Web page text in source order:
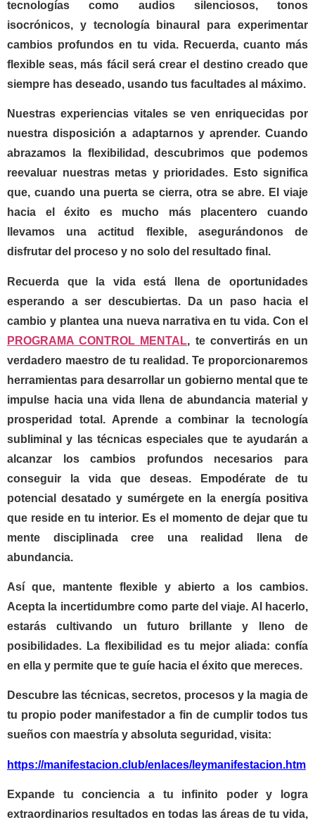
tecnologías como audios silenciosos, tonos
isocrónicos, y tecnología binaural para experimentar
cambios profundos en tu vida. Recuerda, cuanto más
flexible seas, más fácil será crear el destino creado que
siempre has deseado, usando tus facultades al máximo.
Nuestras experiencias vitales se ven enriquecidas por
nuestra disposición a adaptarnos y aprender. Cuando
abrazamos la flexibilidad, descubrimos que podemos
reevaluar nuestras metas y prioridades. Esto significa
que, cuando una puerta se cierra, otra se abre. El viaje
hacia el éxito es mucho más placentero cuando
llevamos una actitud flexible, asegurándonos de
disfrutar del proceso y no solo del resultado final.
Recuerda que la vida está llena de oportunidades
esperando a ser descubiertas. Da un paso hacia el
cambio y plantea una nueva narrativa en tu vida. Con el
PROGRAMA CONTROL MENTAL, te convertirás en un
verdadero maestro de tu realidad. Te proporcionaremos
herramientas para desarrollar un gobierno mental que te
impulse hacia una vida llena de abundancia material y
prosperidad total. Aprende a combinar la tecnología
subliminal y las técnicas especiales que te ayudarán a
alcanzar los cambios profundos necesarios para
conseguir la vida que deseas. Empodérate de tu
potencial desatado y sumérgete en la energía positiva
que reside en tu interior. Es el momento de dejar que tu
mente disciplinada cree una realidad llena de
abundancia.
Así que, mantente flexible y abierto a los cambios.
Acepta la incertidumbre como parte del viaje. Al hacerlo,
estarás cultivando un futuro brillante y lleno de
posibilidades. La flexibilidad es tu mejor aliada: confía
en ella y permite que te guíe hacia el éxito que mereces.
Descubre las técnicas, secretos, procesos y la magia de
tu propio poder manifestador a fin de cumplir todos tus
sueños con maestría y absoluta seguridad, visita:
https://manifestacion.club/enlaces/leymanifestacion.htm
Expande tu conciencia a tu infinito poder y logra
extraordinarios resultados en todas las áreas de tu vida,